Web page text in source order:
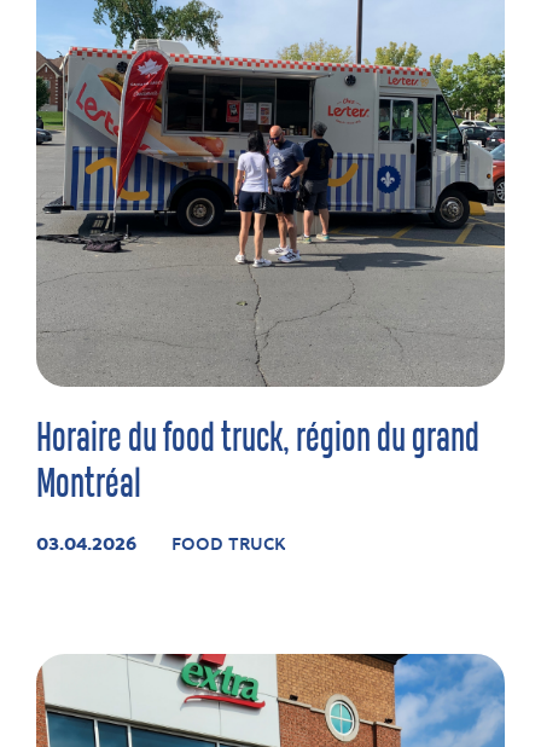
Horaire du food truck, région du grand
Montréal
03.04.2026 FOOD TRUCK